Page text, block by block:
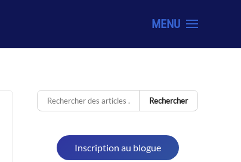
MENU
Rechercher
Inscription au blogue